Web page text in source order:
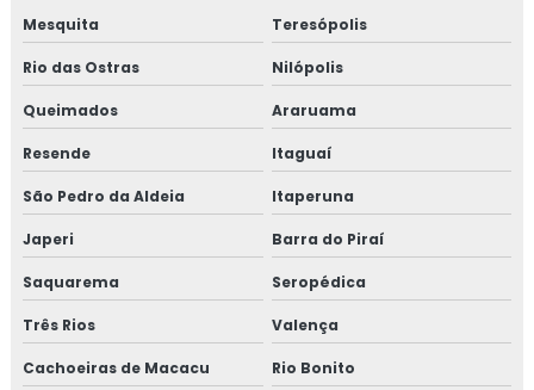
Consultoria em HACCP de acordo com os requisitos do
GMP
Consultoria em HACCP APPCC
Consultoria em HACCP APPCC com foco no BRCGS
Consultoria em HACCP codex alimentarius
Consultoria em homologação de fornecedor
Consultoria em homologação de fornecedores e
transportadoras
Mesquita Teresópolis
Rio das Ostras Nilópolis
Queimados Araruama
Resende Itaguaí
São Pedro da Aldeia Itaperuna
Japeri Barra do Piraí
Saquarema Seropédica
Três Rios Valença
Cachoeiras de Macacu Rio Bonito